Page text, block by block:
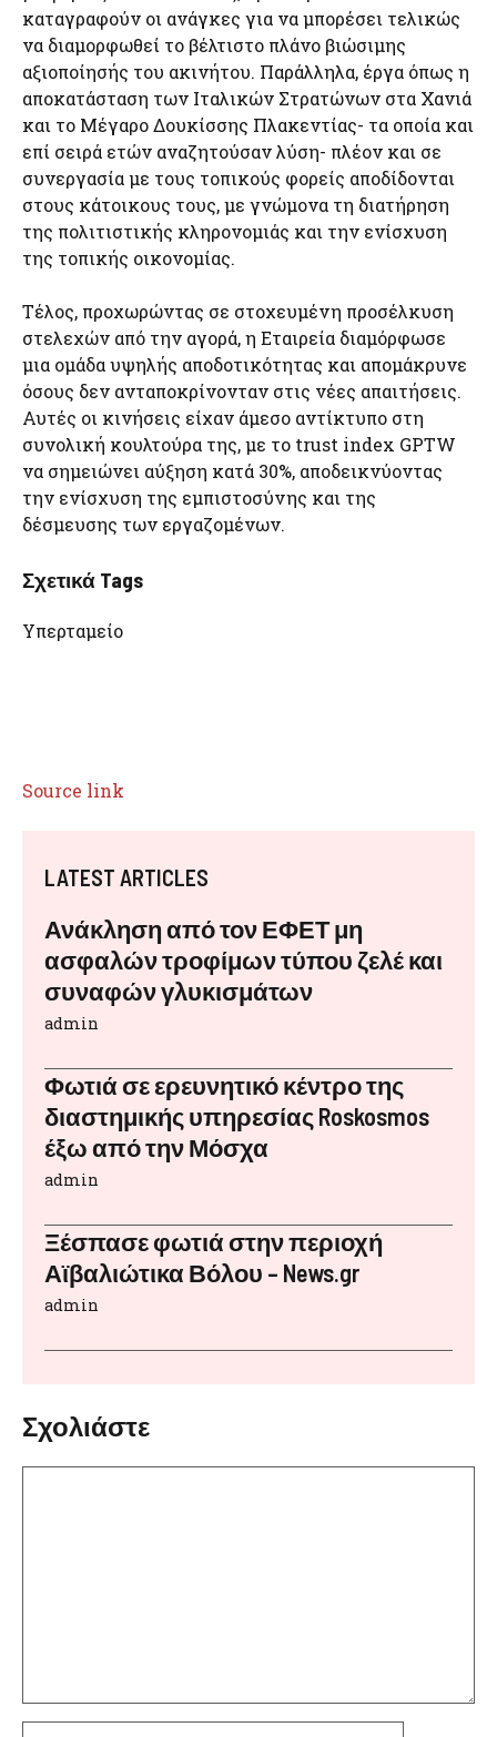
καταγραφούν οι ανάγκες για να μπορέσει τελικώς
να διαμορφωθεί το βέλτιστο πλάνο βιώσιμης
αξιοποίησής του ακινήτου. Παράλληλα, έργα όπως η
αποκατάσταση των Ιταλικών Στρατώνων στα Χανιά
και το Μέγαρο Δουκίσσης Πλακεντίας- τα οποία και
επί σειρά ετών αναζητούσαν λύση- πλέον και σε
συνεργασία με τους τοπικούς φορείς αποδίδονται
στους κάτοικους τους, με γνώμονα τη διατήρηση
της πολιτιστικής κληρονομιάς και την ενίσχυση
της τοπικής οικονομίας.
Τέλος, προχωρώντας σε στοχευμένη προσέλκυση
στελεχών από την αγορά, η Εταιρεία διαμόρφωσε
μια ομάδα υψηλής αποδοτικότητας και απομάκρυνε
όσους δεν ανταποκρίνονταν στις νέες απαιτήσεις.
Αυτές οι κινήσεις είχαν άμεσο αντίκτυπο στη
συνολική κουλτούρα της, με το trust index GPTW
να σημειώνει αύξηση κατά 30%, αποδεικνύοντας
την ενίσχυση της εμπιστοσύνης και της
δέσμευσης των εργαζομένων.
Σχετικά Tags
Υπερταμείο
Source link
LATEST ARTICLES
Ανάκληση από τον ΕΦΕΤ μη
ασφαλών τροφίμων τύπου ζελέ και
συναφών γλυκισμάτων
admin
Φωτιά σε ερευνητικό κέντρο της
διαστημικής υπηρεσίας Roskosmos
έξω από την Μόσχα
admin
Ξέσπασε φωτιά στην περιοχή
Αϊβαλιώτικα Βόλου – News.gr
admin
Σχολιάστε